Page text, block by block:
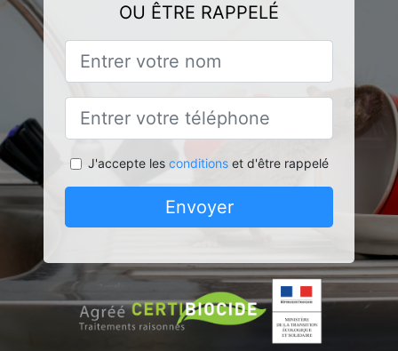
OU ÊTRE RAPPELÉ
J'accepte les conditionset d'être rappelé
Envoyer